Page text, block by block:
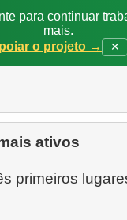
para continuar
mais.
o projeto →
✕
ativos
primeiros